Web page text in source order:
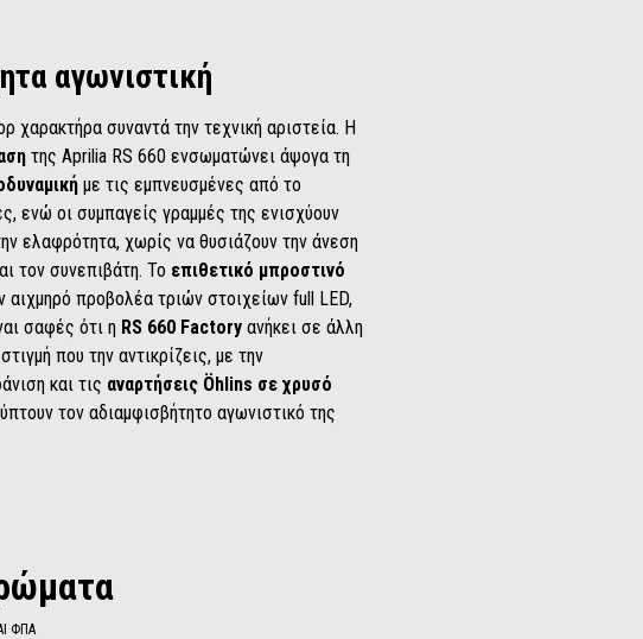
αγωνιστική
χαρακτήρα συναντά την τεχνική αριστεία. Η
της Aprilia RS 660 ενσωματώνει άψογα τη
με τις εμπνευσμένες από το
ενώ οι συμπαγείς γραμμές της ενισχύουν
ελαφρότητα, χωρίς να θυσιάζουν την άνεση
τον συνεπιβάτη. Το επιθετικό μπροστινό
αιχμηρό προβολέα τριών στοιχείων full LED,
σαφές ότι η RS 660 Factory ανήκει σε άλλη
που την αντικρίζεις, με την
και τις αναρτήσεις Öhlins σε χρυσό
τον αδιαμφισβήτητο αγωνιστικό της
ΦΠΑ